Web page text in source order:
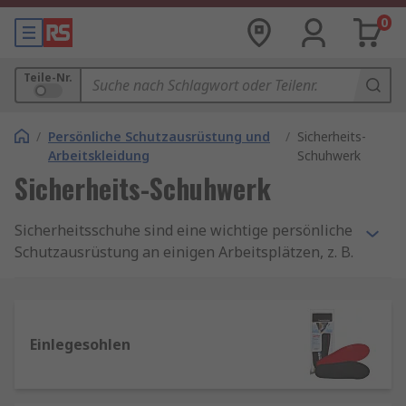
0
Teile-Nr.
/ Persönliche Schutzausrüstung und
Arbeitskleidung
/ Sicherheits-
Schuhwerk
Sicherheits-Schuhwerk
Sicherheitsschuhe sind eine wichtige persönliche
Schutzausrüstung an einigen Arbeitsplätzen, z. B.
Verletzungen durch herabfallende Gegenstände
oder Quetschen, und sie können den ganzen
Einlegesohlen